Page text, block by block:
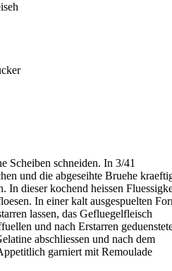
Scheiben schneiden. In 3/41
und die abgeseihte Bruehe
In dieser kochend heissen
In einer kalt ausgespuelten
lassen, das Gefluegelfleisch
und nach Erstarren
abschliessen und nach dem
garniert mit Remoulade